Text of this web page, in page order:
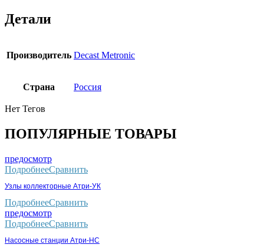
Детали
Производитель Decast Metronic
Страна Россия
Нет Тегов
ПОПУЛЯРНЫЕ ТОВАРЫ
предосмотр
ПодробнееСравнить
Узлы коллекторные Атри-УК
ПодробнееСравнить
предосмотр
ПодробнееСравнить
Насосные станции Атри-НС